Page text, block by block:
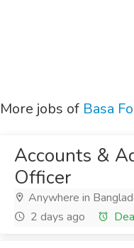
More jobs of Basa
Accounts &
Officer
Anywhere in
2 days ago